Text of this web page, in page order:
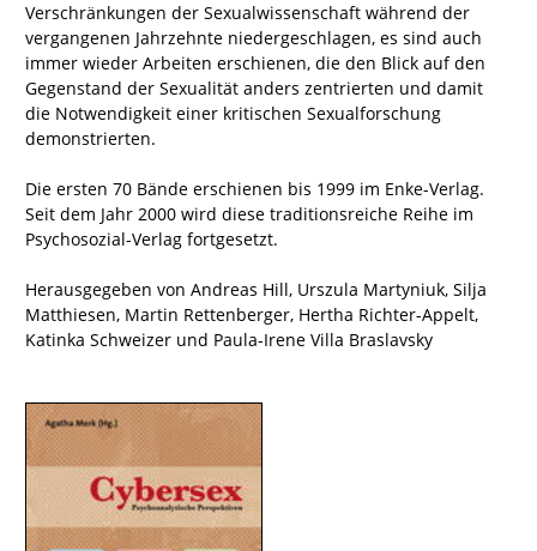
Verschränkungen der Sexualwissenschaft während der
vergangenen Jahrzehnte niedergeschlagen, es sind auch
immer wieder Arbeiten erschienen, die den Blick auf den
Gegenstand der Sexualität anders zentrierten und damit
die Notwendigkeit einer kritischen Sexualforschung
demonstrierten.
Die ersten 70 Bände erschienen bis 1999 im Enke-Verlag.
Seit dem Jahr 2000 wird diese traditionsreiche Reihe im
Psychosozial-Verlag fortgesetzt.
Herausgegeben von Andreas Hill, Urszula Martyniuk, Silja
Matthiesen, Martin Rettenberger, Hertha Richter-Appelt,
Katinka Schweizer und Paula-Irene Villa Braslavsky